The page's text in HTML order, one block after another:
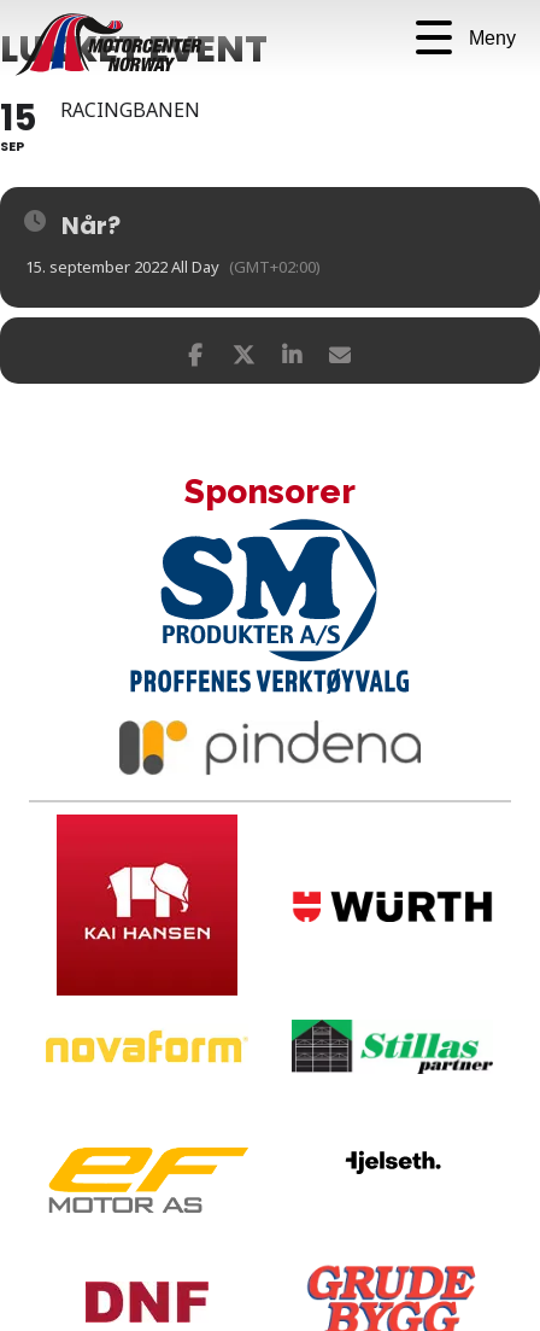
Meny
LUKKET EVENT
15
SEP
RACINGBANEN
Når?
15. september 2022 All Day (GMT+02:00)
Sponsorer